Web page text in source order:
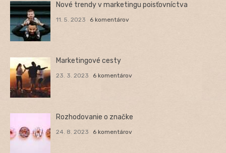
Nové trendy v marketingu poisťovníctva
11. 5. 2023 6 komentárov
Marketingové cesty
23. 3. 2023 6 komentárov
Rozhodovanie o značke
24. 8. 2023 6 komentárov